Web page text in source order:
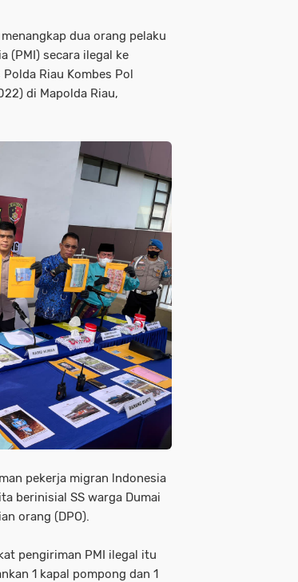
menangkap dua orang pelaku
(PMI) secara ilegal ke
Riau Kombes Pol
di Mapolda Riau,
pekerja migran lndonesia
berinisial SS warga Dumai
orang (DPO).
pengiriman PMI ilegal itu
1 kapal pompong dan 1